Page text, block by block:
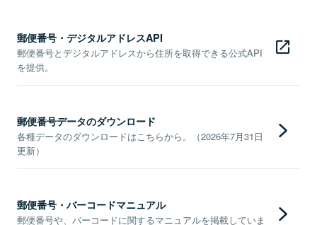
郵便番号・デジタルアドレスAPI
郵便番号とデジタルアドレスから住所を取得できる公式API
を提供。
郵便番号データのダウンロード
各種データのダウンロードはこちらから。（2026年7月31日
更新）
郵便番号・バーコードマニュアル
郵便番号や、バーコードに関するマニュアルを掲載していま